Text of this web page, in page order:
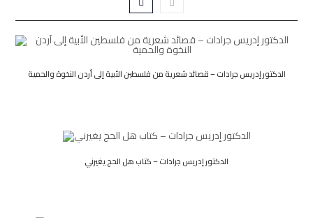
الدكتور إدريس جرادات – قصائد شعرية من فلسطين الأبية إلى أردن النخوة والحمية
الدكتور إدريس جرادات – كتاب هل الحج يغيرني